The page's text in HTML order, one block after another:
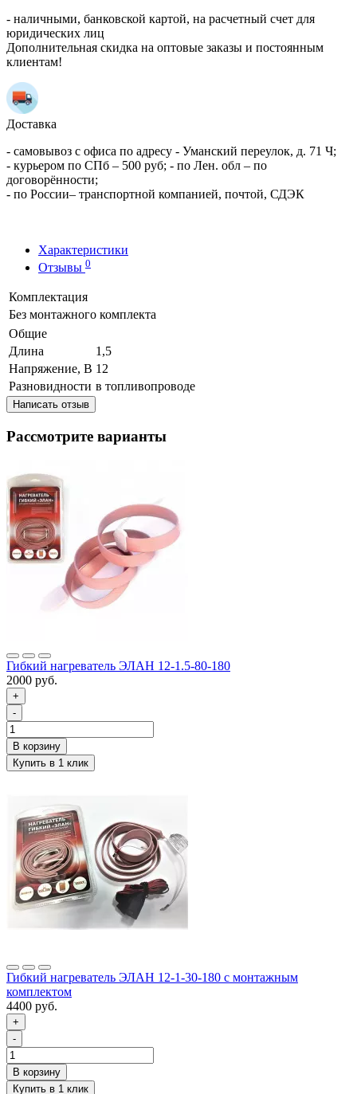
- наличными, банковской картой, на расчетный счет для
юридических лиц
Дополнительная скидка на оптовые заказы и постоянным
клиентам!
Доставка
- самовывоз с офиса по адресу - Уманский переулок, д. 71 Ч;
- курьером по СПб – 500 руб; - по Лен. обл – по
договорённости;
- по России– транспортной компанией, почтой, СДЭК
Характеристики
Отзывы 0
Комплектация
Без монтажного комплекта
Общие
Длина
1,5
Напряжение, В 12
Разновидности в топливопроводе
Написать отзыв
Рассмотрите варианты
Гибкий нагреватель ЭЛАН 12-1.5-80-180
2000 руб.
+
-
Гибкий нагреватель ЭЛАН 12-1-30-180 с монтажным
комплектом
4400 руб.
+
-